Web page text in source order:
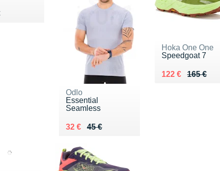
65 €
Odlo
Essential
Seamless
45 €
Au lieu de 45 €
32 €
Vendu 32 €
Hoka One One
Speedgoat 7
165 €
Au lieu de 165 €
122 €
Vendu 122 €